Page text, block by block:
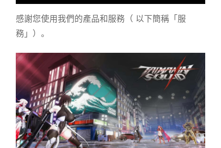
感謝您使用我們的產品和服務（ 以下簡稱「服
務」）。